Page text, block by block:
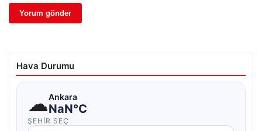
Hava Durumu
☁Ankara
NaN°C
ŞEHIR SEÇ